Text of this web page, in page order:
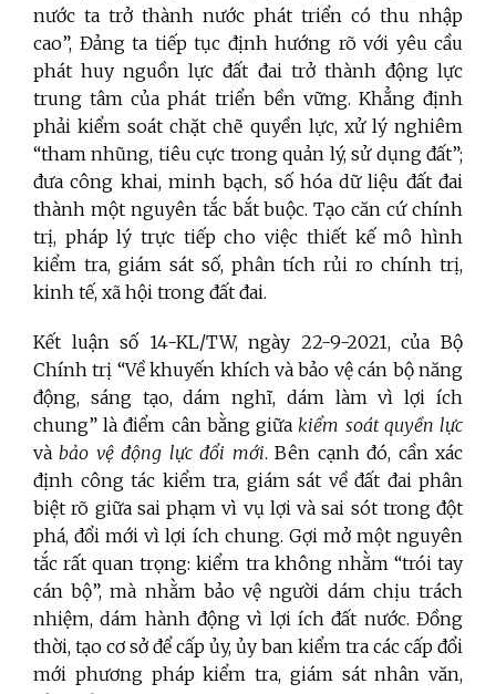
nước ta trở thành nước phát triển có thu nhập
cao”, Đảng ta tiếp tục định hướng rõ với yêu cầu
phát huy nguồn lực đất đai trở thành động lực
trung tâm của phát triển bền vững. Khẳng định
phải kiểm soát chặt chẽ quyền lực, xử lý nghiêm
“tham nhũng, tiêu cực trong quản lý, sử dụng đất”;
đưa công khai, minh bạch, số hóa dữ liệu đất đai
thành một nguyên tắc bắt buộc. Tạo căn cứ chính
trị, pháp lý trực tiếp cho việc thiết kế mô hình
kiểm tra, giám sát số, phân tích rủi ro chính trị,
kinh tế, xã hội trong đất đai.
Kết luận số 14-KL/TW, ngày 22-9-2021, của Bộ
Chính trị “Về khuyến khích và bảo vệ cán bộ năng
động, sáng tạo, dám nghĩ, dám làm vì lợi ích
chung” là điểm cân bằng giữa kiểm soát quyền lực
và bảo vệ động lực đổi mới. Bên cạnh đó, cần xác
định công tác kiểm tra, giám sát về đất đai phân
biệt rõ giữa sai phạm vì vụ lợi và sai sót trong đột
phá, đổi mới vì lợi ích chung. Gợi mở một nguyên
tắc rất quan trọng: kiểm tra không nhằm “trói tay
cán bộ”, mà nhằm bảo vệ người dám chịu trách
nhiệm, dám hành động vì lợi ích đất nước. Đồng
thời, tạo cơ sở để cấp ủy, ủy ban kiểm tra các cấp đổi
mới phương pháp kiểm tra, giám sát nhân văn,